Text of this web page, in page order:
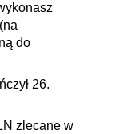
do
26.
zlecane w